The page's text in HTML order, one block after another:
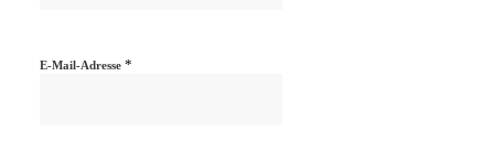
E-Mail-Adresse *